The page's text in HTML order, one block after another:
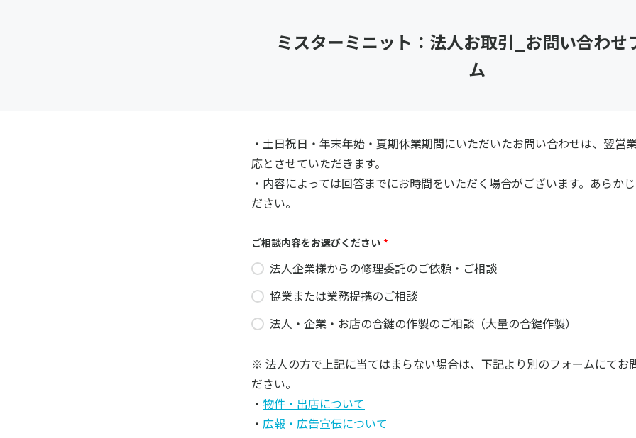
ミスターミニット：法人お取引_お問い合わせ
ム
・土日祝日・年末年始・夏期休業期間にいただいたお問い合わせは、翌営
応とさせていただきます。
・内容によっては回答までにお時間をいただく場合がございます。あらか
ださい。
ご相談内容をお選びください *
法人企業様からの修理委託のご依頼・ご相談
協業または業務提携のご相談
法人・企業・お店の合鍵の作製のご相談（大量の合鍵作製）
※ 法人の方で上記に当てはまらない場合は、下記より別のフォームにてお
ださい。
・ 物件・出店について
・ 広報・広告宣伝について